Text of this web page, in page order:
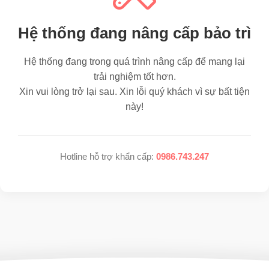
Hệ thống đang nâng cấp bảo trì
Hệ thống đang trong quá trình nâng cấp để mang lại
trải nghiệm tốt hơn.
Xin vui lòng trở lại sau. Xin lỗi quý khách vì sự bất tiện
này!
Hotline hỗ trợ khẩn cấp: 0986.743.247